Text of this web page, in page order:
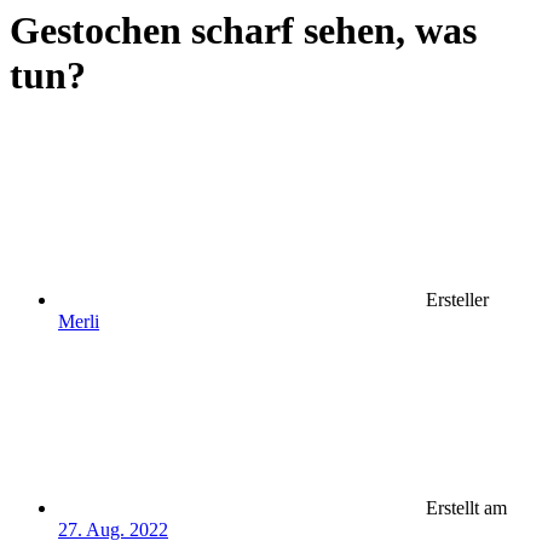
Gestochen scharf sehen, was
tun?
Ersteller
Merli
Erstellt am
27. Aug. 2022